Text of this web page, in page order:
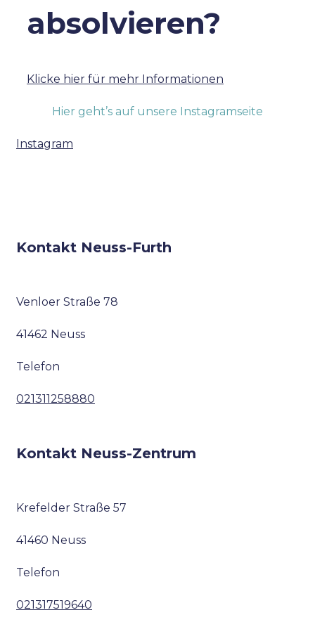
absolvieren?
Klicke hier für mehr Informationen
Hier geht’s auf unsere Instagramseite
Instagram
Kontakt Neuss-Furth
Venloer Straße 78
41462 Neuss
Telefon
021311258880
Kontakt Neuss-Zentrum
Krefelder Straße 57
41460 Neuss
Telefon
021317519640